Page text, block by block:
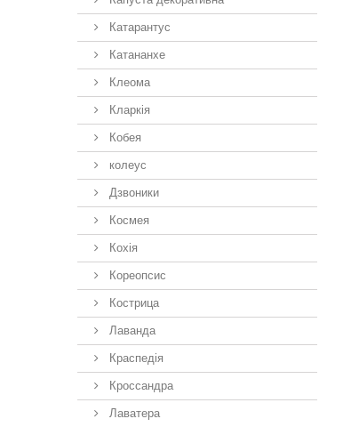
Катарантус
Катананхе
Клеома
Кларкія
Кобея
колеус
Дзвоники
Космея
Кохія
Кореопсис
Кострица
Лаванда
Краспедія
Кроссандра
Лаватера